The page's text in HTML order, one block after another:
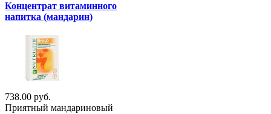
Концентрат витаминного
напитка (мандарин)
738.00 руб.
Приятный мандариновый